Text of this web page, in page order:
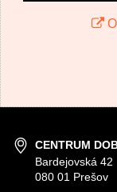
CENTRUM
Bardejovská 42
080 01 Prešov